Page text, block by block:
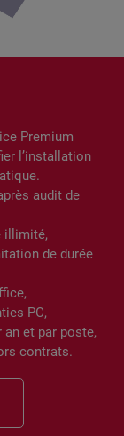
Premium
l’installation
audit de
illimité,
de durée
PC,
an et par poste,
contrats.